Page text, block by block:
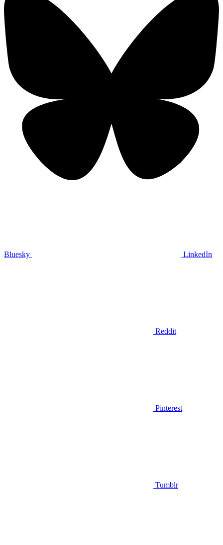
Bluesky LinkedIn
Reddit
Pinterest
Tumblr